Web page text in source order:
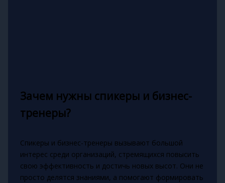
Зачем нужны спикеры и бизнес-
тренеры?
Спикеры и бизнес-тренеры вызывают большой
интерес среди организаций, стремящихся повысить
свою эффективность и достичь новых высот. Они не
просто делятся знаниями, а помогают формировать